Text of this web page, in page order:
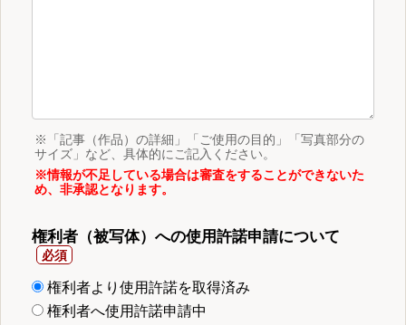
※「記事（作品）の詳細」「ご使用の目的」「写真部分の
サイズ」など、具体的にご記入ください。
※情報が不足している場合は審査をすることができないた
め、非承認となります。
権利者（被写体）への使用許諾申請について
権利者より使用許諾を取得済み
権利者へ使用許諾申請中